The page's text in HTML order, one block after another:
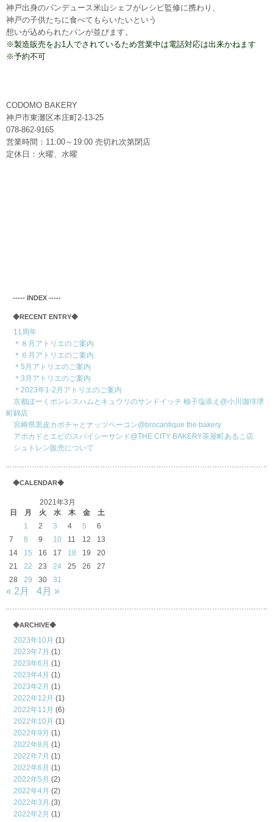
神戸出身のパンデュース米山シェフがレシピ監修に携わり、
神戸の子供たちに食べてもらいたいという
想いが込められたパンが並びます。
※製造販売をお1人でされているため営業中は電話対応は出来かねます
※予約不可
CODOMO BAKERY
神戸市東灘区本庄町2-13-25
078-862-9165
営業時間：11:00～19:00 売切れ次第閉店
定休日：火曜、水曜
‐‐‐‐‐ INDEX ‐‐‐‐‐
◆RECENT ENTRY◆
11周年
＊８月アトリエのご案内
＊６月アトリエのご案内
＊5月アトリエのご案内
＊3月アトリエのご案内
＊2023年1-2月アトリエのご案内
京都ぽーくボンレスハムとキュウリのサンドイッチ 柚子塩添え@小川珈琲堺
町錦店
宮崎県黒皮カボチャとナッツベーコン@brocantique the bakery
アボカドとエビのスパイシーサンド@THE CITY BAKERY茶屋町あるこ店
シュトレン販売について
◆CALENDAR◆
2021年3月
日
月 火 水 木 金
土
1
2 3 4 5
6
7
8 9 10 11 12
13
14
15 16 17 18 19
20
21
22 23 24 25 26
27
28
29 30 31
« 2月 4月 »
◆ARCHIVE◆
2023年10月 (1)
2023年7月 (1)
2023年6月 (1)
2023年4月 (1)
2023年2月 (1)
2022年12月 (1)
2022年11月 (6)
2022年10月 (1)
2022年9月 (1)
2022年8月 (1)
2022年7月 (1)
2022年6月 (1)
2022年5月 (2)
2022年4月 (2)
2022年3月 (3)
2022年2月 (1)